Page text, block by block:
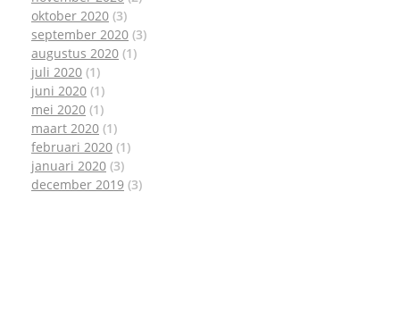
oktober 2020 (3)
september 2020 (3)
augustus 2020 (1)
juli 2020 (1)
juni 2020 (1)
mei 2020 (1)
maart 2020 (1)
februari 2020 (1)
januari 2020 (3)
december 2019 (3)